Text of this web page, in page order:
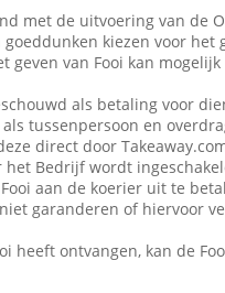
met de uitvoering van de
kiezen voor het
van Fooi kan
als betaling voor
tussenpersoon en
direct door
Bedrijf wordt
aan de koerier uit te
garanderen of hiervoor
heeft ontvangen, kan de